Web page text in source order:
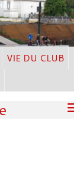
VIE DU CLUB